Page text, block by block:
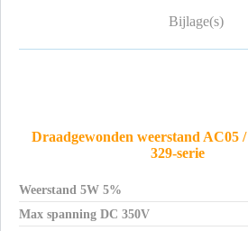
Bijlage(s)
Draadgewonden weerstand AC05
329-serie
Weerstand 5W 5%
Max spanning DC 350V